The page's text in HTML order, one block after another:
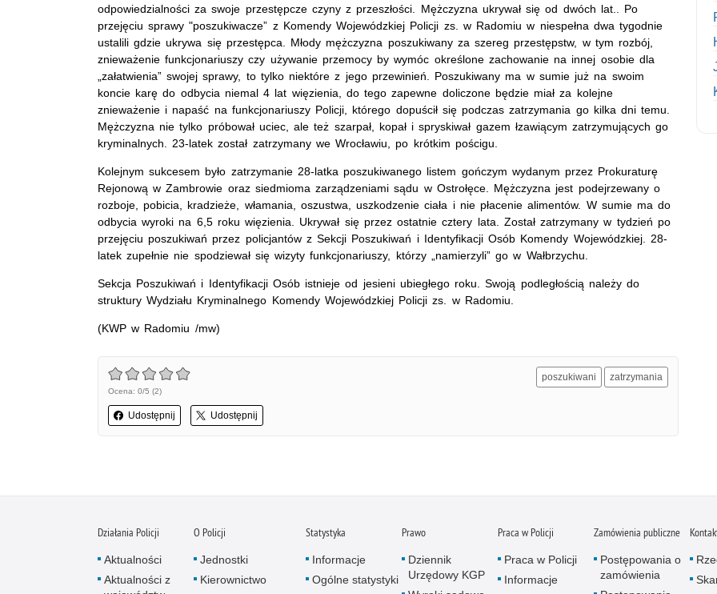
odpowiedzialności za swoje przestępcze czyny z przeszłości. Mężczyzna ukrywał się od dwóch lat.. Po
przejęciu sprawy "poszukiwacze” z Komendy Wojewódzkiej Policji zs. w Radomiu w niespełna dwa tygodnie
ustalili gdzie ukrywa się przestępca. Młody mężczyzna poszukiwany za szereg przestępstw, w tym rozbój,
znieważenie funkcjonariuszy czy używanie przemocy by wymóc określone zachowanie na innej osobie dla
„załatwienia” swojej sprawy, to tylko niektóre z jego przewinień. Poszukiwany ma w sumie już na swoim
koncie karę do odbycia niemal 4 lat więzienia, do tego zapewne doliczone będzie miał za kolejne
znieważenie i napaść na funkcjonariuszy Policji, którego dopuścił się podczas zatrzymania go kilka dni temu.
Mężczyzna nie tylko próbował uciec, ale też szarpał, kopał i spryskiwał gazem łzawiącym zatrzymujących go
kryminalnych. 23-latek został zatrzymany we Wrocławiu, po krótkim pościgu.
Kolejnym sukcesem było zatrzymanie 28-latka poszukiwanego listem gończym wydanym przez Prokuraturę
Rejonową w Zambrowie oraz siedmioma zarządzeniami sądu w Ostrołęce. Mężczyzna jest podejrzewany o
rozboje, pobicia, kradzieże, włamania, oszustwa, uszkodzenie ciała i nie płacenie alimentów. W sumie ma do
odbycia wyroki na 6,5 roku więzienia. Ukrywał się przez ostatnie cztery lata. Został zatrzymany w tydzień po
przejęciu poszukiwań przez policjantów z Sekcji Poszukiwań i Identyfikacji Osób Komendy Wojewódzkiej. 28-
latek zupełnie nie spodziewał się wizyty funkcjonariuszy, którzy „namierzyli” go w Wałbrzychu.
Sekcja Poszukiwań i Identyfikacji Osób istnieje od jesieni ubiegłego roku. Swoją podległością należy do
struktury Wydziału Kryminalnego Komendy Wojewódzkiej Policji zs. w Radomiu.
(KWP w Radomiu /mw)
Ocena: 0/5 (2)
Udostępnij Udostępnij
poszukiwani zatrzymania
Działania Policji
Aktualności
Aktualności z
O Policji
Jednostki
Kierownictwo
Statystyka
Informacje
Ogólne statystyki
Prawo
Dziennik
Urzędowy KGP
Praca w Policji
Praca w Policji
Informacje
Zamówienia publiczne
Postępowania o
zamówienia